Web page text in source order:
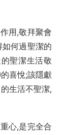
用,敬拜聚會
何過聖潔的
聖潔生活敬
喜悅;該隱獻
生活不聖潔,
心,是完全合